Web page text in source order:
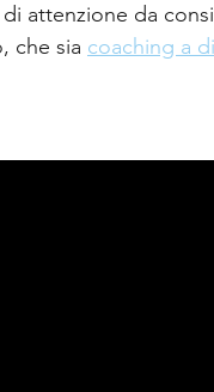
attenzione da
che sia coaching a